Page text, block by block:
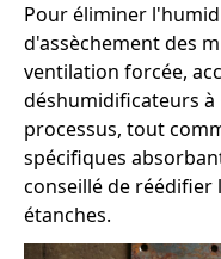
Pour éliminer
d'assèchement des
ventilation forcée,
déshumidificateurs
processus, tout
spécifiques
conseillé de réédifier
étanches.